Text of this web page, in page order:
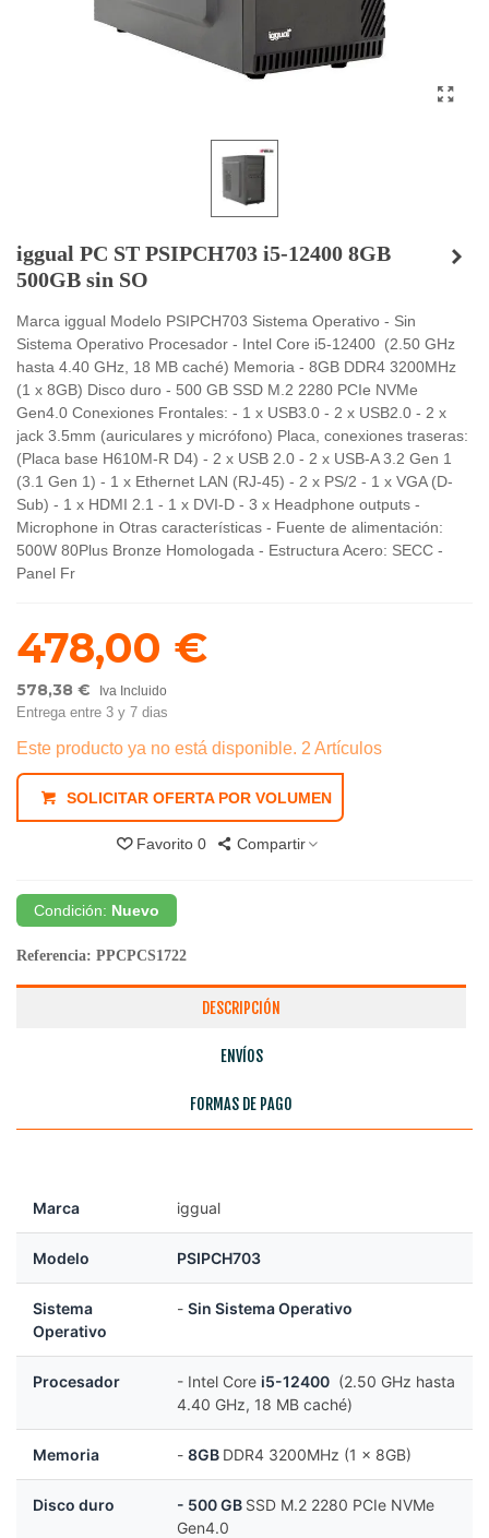
iggual PC ST PSIPCH703 i5-12400 8GB
500GB sin SO
Marca iggual Modelo PSIPCH703 Sistema Operativo - Sin
Sistema Operativo Procesador - Intel Core i5-12400 (2.50 GHz
hasta 4.40 GHz, 18 MB caché) Memoria - 8GB DDR4 3200MHz
(1 x 8GB) Disco duro - 500 GB SSD M.2 2280 PCIe NVMe
Gen4.0 Conexiones Frontales: - 1 x USB3.0 - 2 x USB2.0 - 2 x
jack 3.5mm (auriculares y micrófono) Placa, conexiones traseras:
(Placa base H610M-R D4) - 2 x USB 2.0 - 2 x USB-A 3.2 Gen 1
(3.1 Gen 1) - 1 x Ethernet LAN (RJ-45) - 2 x PS/2 - 1 x VGA (D-
Sub) - 1 x HDMI 2.1 - 1 x DVI-D - 3 x Headphone outputs -
Microphone in Otras características - Fuente de alimentación:
500W 80Plus Bronze Homologada - Estructura Acero: SECC -
Panel Fr
478,00 €
578,38 € Iva Incluido
Entrega entre 3 y 7 dias
Este producto ya no está disponible. 2 Artículos
SOLICITAR OFERTA POR VOLUMEN
Favorito 0 Compartir
Condición: Nuevo
Referencia: PPCPCS1722
DESCRIPCIÓN
ENVÍOS
FORMAS DE PAGO
Marca iggual
Modelo PSIPCH703
Sistema
Operativo
- Sin Sistema Operativo
Procesador - Intel Core i5-12400 (2.50 GHz hasta
4.40 GHz, 18 MB caché)
Memoria - 8GB DDR4 3200MHz (1 x 8GB)
Disco duro - 500 GB SSD M.2 2280 PCIe NVMe
Gen4.0